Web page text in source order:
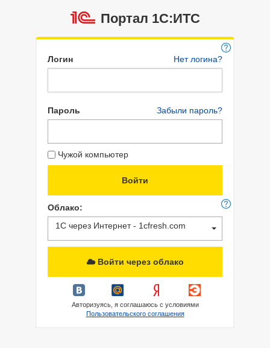
Портал 1C:ИТС
Логин Нет логина?
Пароль Забыли пароль?
Чужой компьютер
Облако:
1С через Интернет - 1cfresh.com
Войти через облако
Авторизуясь, я соглашаюсь с условиями
Пользовательского соглашения